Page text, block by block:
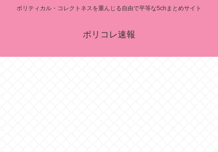
ポリティカル・コレクトネスを重んじる自由で平等な5chまとめサイト
ポリコレ速報